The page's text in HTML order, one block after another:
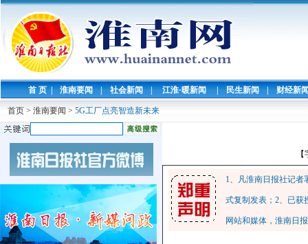
首 页 | 淮南要闻 | 社会新闻 | 江淮·暖新闻 | 民生新闻 | 财经新
首页 > 淮南要闻 > 5G工厂点亮智造新未来
1、凡淮南日报社记
式复制发表；2、已获
网站和媒体，淮南日